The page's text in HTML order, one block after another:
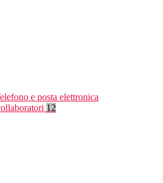
e posta elettronica
12